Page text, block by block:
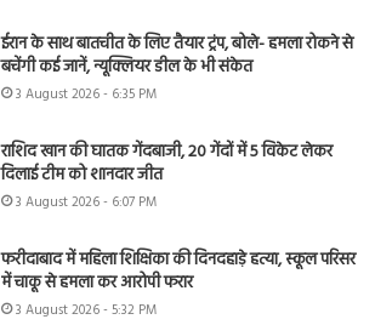
ईरान के साथ बातचीत के लिए तैयार ट्रंप, बोले- हमला रोकने से
बचेंगी कई जानें, न्यूक्लियर डील के भी संकेत
3 August 2026 - 6:35 PM
राशिद खान की घातक गेंदबाजी, 20 गेंदों में 5 विकेट लेकर
दिलाई टीम को शानदार जीत
3 August 2026 - 6:07 PM
फरीदाबाद में महिला शिक्षिका की दिनदहाड़े हत्या, स्कूल परिसर
में चाकू से हमला कर आरोपी फरार
3 August 2026 - 5:32 PM